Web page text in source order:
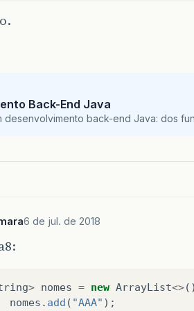
Back-End Java
desenvolvimento back-end Java: dos
6 de jul. de 2018
> nomes = new ArrayList<>
nomes . add ( "AAA" );